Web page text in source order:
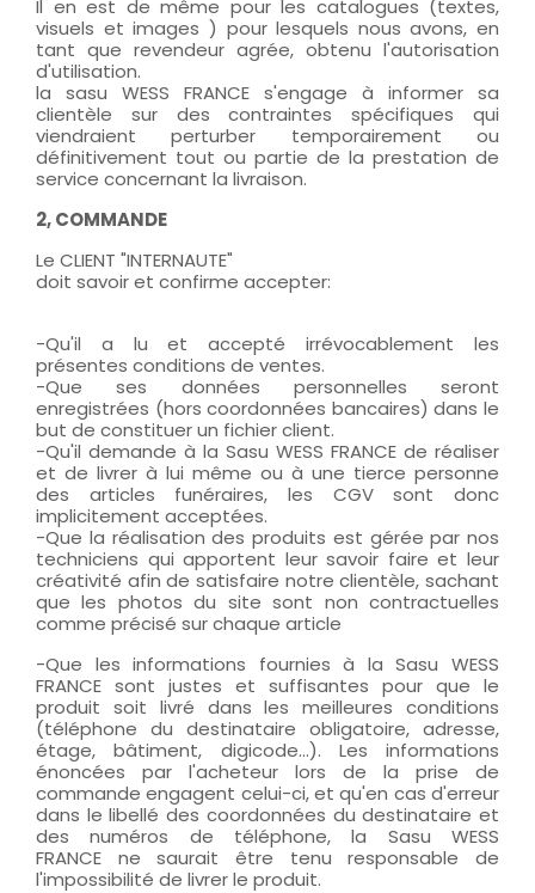
Il en est de même pour les catalogues (textes,
visuels et images ) pour lesquels nous avons, en
tant que revendeur agrée, obtenu l'autorisation
d'utilisation.
la sasu WESS FRANCE s'engage à informer sa
clientèle sur des contraintes spécifiques qui
viendraient perturber temporairement ou
définitivement tout ou partie de la prestation de
service concernant la livraison.
2, COMMANDE
Le CLIENT "INTERNAUTE"
doit savoir et confirme accepter:
-Qu'il a lu et accepté irrévocablement les
présentes conditions de ventes.
-Que ses données personnelles seront
enregistrées (hors coordonnées bancaires) dans le
but de constituer un fichier client.
-Qu'il demande à la Sasu WESS FRANCE de réaliser
et de livrer à lui même ou à une tierce personne
des articles funéraires, les CGV sont donc
implicitement acceptées.
-Que la réalisation des produits est gérée par nos
techniciens qui apportent leur savoir faire et leur
créativité afin de satisfaire notre clientèle, sachant
que les photos du site sont non contractuelles
comme précisé sur chaque article
-Que les informations fournies à la Sasu WESS
FRANCE sont justes et suffisantes pour que le
produit soit livré dans les meilleures conditions
(téléphone du destinataire obligatoire, adresse,
étage, bâtiment, digicode...). Les informations
énoncées par l'acheteur lors de la prise de
commande engagent celui-ci, et qu'en cas d'erreur
dans le libellé des coordonnées du destinataire et
des numéros de téléphone, la Sasu WESS
FRANCE ne saurait être tenu responsable de
l'impossibilité de livrer le produit.